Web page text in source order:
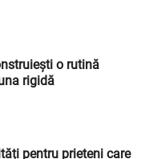
o rutină
rigidă
pentru prieteni care